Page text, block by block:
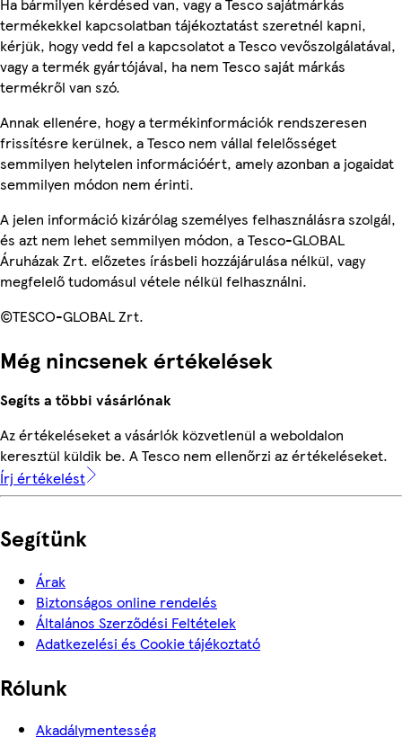
termékekkel kapcsolatban tájékoztatást szeretnél kapni,
kérjük, hogy vedd fel a kapcsolatot a Tesco vevőszolgálatával,
vagy a termék gyártójával, ha nem Tesco saját márkás
termékről van szó.
Annak ellenére, hogy a termékinformációk rendszeresen
frissítésre kerülnek, a Tesco nem vállal felelősséget
semmilyen helytelen információért, amely azonban a jogaidat
semmilyen módon nem érinti.
A jelen információ kizárólag személyes felhasználásra szolgál,
és azt nem lehet semmilyen módon, a Tesco-GLOBAL
Áruházak Zrt. előzetes írásbeli hozzájárulása nélkül, vagy
megfelelő tudomásul vétele nélkül felhasználni.
©TESCO-GLOBAL Zrt.
Még nincsenek értékelések
Segíts a többi vásárlónak
Az értékeléseket a vásárlók közvetlenül a weboldalon
keresztül küldik be. A Tesco nem ellenőrzi az értékeléseket.
Írj értékelést
Segítünk
Árak
Biztonságos online rendelés
Általános Szerződési Feltételek
Adatkezelési és Cookie tájékoztató
Rólunk
Akadálymentesség